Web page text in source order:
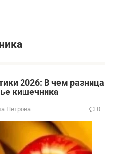
2026: В чем разница
кишечника
Петрова 0